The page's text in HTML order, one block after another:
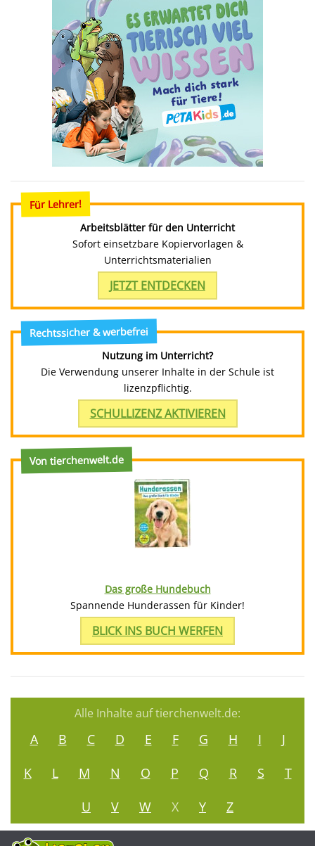
Für Lehrer!
Arbeitsblätter für den Unterricht
Sofort einsetzbare Kopiervorlagen &
Unterrichtsmaterialien
JETZT ENTDECKEN
Rechtssicher & werbefrei
Nutzung im Unterricht?
Die Verwendung unserer Inhalte in der Schule ist
lizenzpflichtig.
SCHULLIZENZ AKTIVIEREN
Von tierchenwelt.de
Das große Hundebuch
Spannende Hunderassen für Kinder!
BLICK INS BUCH WERFEN
Alle Inhalte auf tierchenwelt.de:
A B C D E F G H I
J
K
L M N O P Q R S
T
U
V W X Y Z